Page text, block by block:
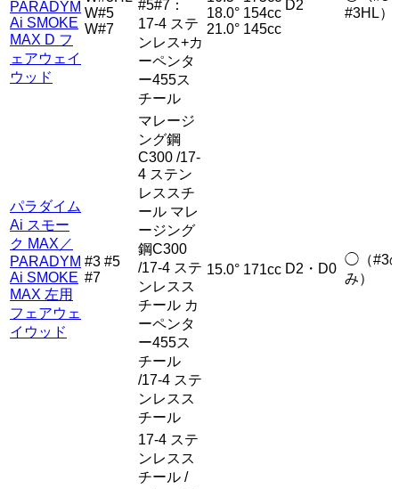
PARADYM
Ai SMOKE
MAX D フ
ェアウェイ
ウッド
W#5
W#7
#5#7：
17-4 ステ
ンレス+カ
ーペンタ
ー455ス
チール
18.0°
21.0°
154cc
145cc
D2
#3HL）
パラダイム
Ai スモー
ク MAX／
PARADYM
Ai SMOKE
MAX 左用
フェアウェ
イウッド
#3 #5
#7
マレージ
ング鋼
C300 /17-
4 ステン
レススチ
ール マレ
ージング
鋼C300
/17-4 ステ
ンレスス
チール カ
ーペンタ
ー455ス
チール
/17-4 ステ
ンレスス
チール
15.0° 171cc D2・D0
◯（#3
み）
17-4 ステ
ンレスス
チール /